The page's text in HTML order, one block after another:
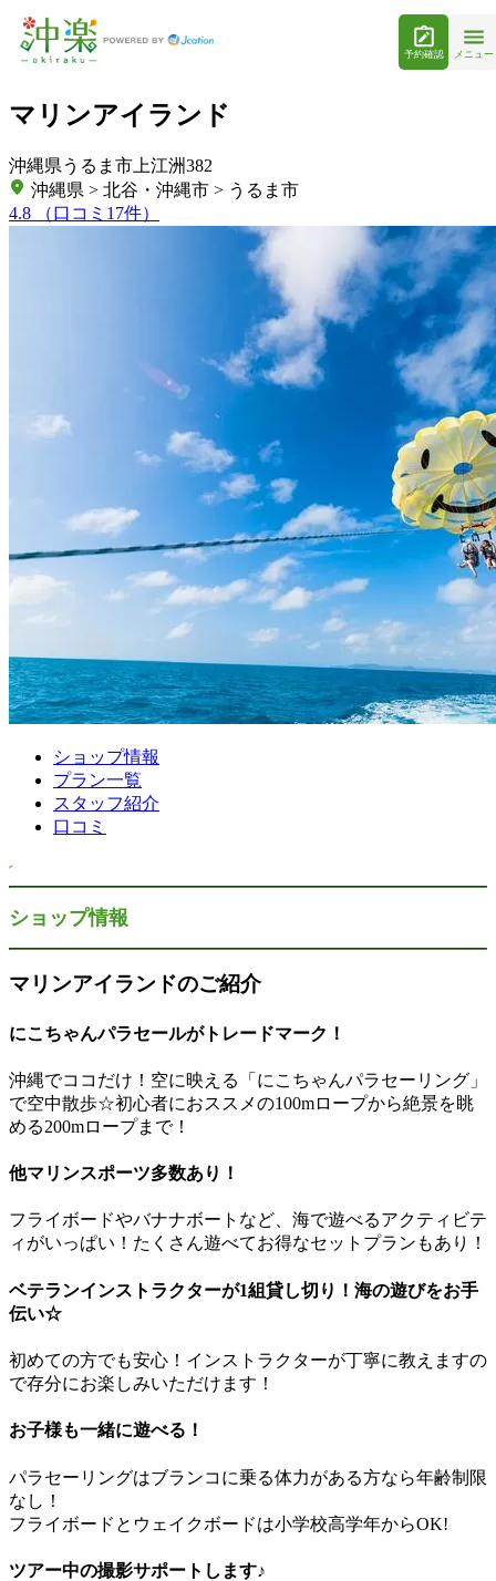
予約確認 メニュー
マリンアイランド
沖縄県うるま市上江洲382
沖縄県 > 北谷・沖縄市 > うるま市
4.8
（口コミ17件）
ショップ情報
プラン一覧
スタッフ紹介
口コミ
ショップ情報
マリンアイランドのご紹介
にこちゃんパラセールがトレードマーク！
沖縄でココだけ！空に映える「にこちゃんパラセーリング」
で空中散歩☆初心者におススメの100mロープから絶景を眺
める200mロープまで！
他マリンスポーツ多数あり！
フライボードやバナナボートなど、海で遊べるアクティビテ
ィがいっぱい！たくさん遊べてお得なセットプランもあり！
ベテランインストラクターが1組貸し切り！海の遊びをお手
伝い☆
初めての方でも安心！インストラクターが丁寧に教えますの
で存分にお楽しみいただけます！
お子様も一緒に遊べる！
パラセーリングはブランコに乗る体力がある方なら年齢制限
なし！
フライボードとウェイクボードは小学校高学年からOK!
ツアー中の撮影サポートします♪